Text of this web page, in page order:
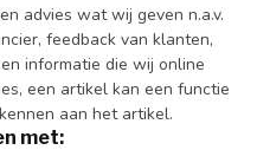
advies wat wij geven n.a.v.
feedback van klanten,
informatie die wij online
een artikel kan een functie
aan het artikel.
met: